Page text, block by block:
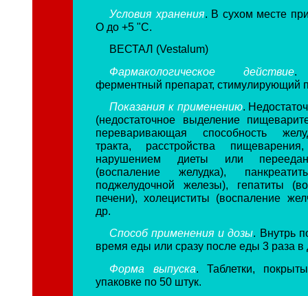
Условия хранения. В сухом месте
О до +5 "С.
ВЕСТАЛ (Vestalum)
Фармакологическое действие.
ферментный препарат, стимулирующий
Показания к применению.
(недостаточное выделение
переваривающая способность
тракта, расстройства
нарушением диеты или
(воспаление желудка),
поджелудочной железы), гепатиты
печени), холециститы (воспаление
др.
Способ применения и дозы. Внутрь
время еды или сразу после еды 3 раза в
Форма выпуска . Таблетки,
упаковке по 50 штук.